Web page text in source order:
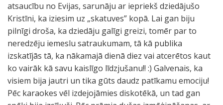
atsaucību no Evijas, sarunāju ar iepriekš dziedājušo
Kristīni, ka iziesim uz „skatuves” kopā. Lai gan biju
pilnīgi droša, ka dziedāju galīgi greizi, tomēr par to
neredzēju iemeslu satraukumam, tā kā publika
izskatījās tā, ka nākamajā dienā diez vai atcerētos kaut
ko vairāk kā savu kaislīgo līdzjušanu!! :) Galvenais, ka
visiem bija jautri un tika gūts daudz patīkamu emociju!
Pēc karaokes vēl izdejojāmies diskotēkā, un tad gan